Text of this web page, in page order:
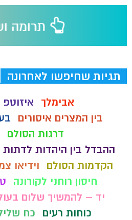
תגיות שחיפשו לאחרונה
אבימלך איזוטפ
בין המצרים איסורים
דרגות הסולם
ההבדל בין היהדות
הקדמות הסולם
וידיאו
חיסון רוחני לקורונה
יד – להמשיך שלום
כוחות רעים
כח